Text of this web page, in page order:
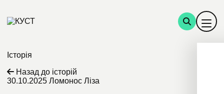
Історія
Назад до історій
30.10.2025 Ломонос Ліза